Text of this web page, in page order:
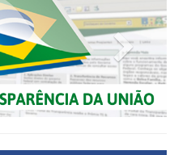
Next